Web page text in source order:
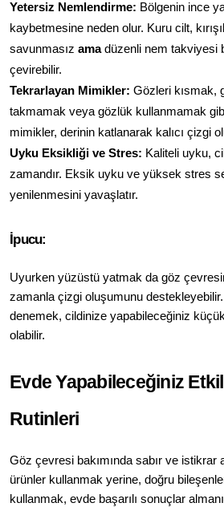
Yetersiz Nemlendirme: Bölgenin ince
kaybetmesine neden olur. Kuru cilt,
savunmasız ama düzenli nem takviyesi
çevirebilir.
Tekrarlayan Mimikler: Gözleri kısmak,
takmamak veya gözlük kullanmamak
mimikler, derinin katlanarak kalıcı çizgi
Uyku Eksikliği ve Stres: Kaliteli uyku,
zamandır. Eksik uyku ve yüksek stres
yenilenmesini yavaşlatır.
İpucu:
Uyurken yüzüstü yatmak da göz
zamanla çizgi oluşumunu destekleyebilir.
denemek, cildinize yapabileceğiniz küçük
olabilir.
Evde Yapabileceğiniz
Rutinleri
Göz çevresi bakımında sabır ve istikrar
ürünler kullanmak yerine, doğru
kullanmak, evde başarılı sonuçlar